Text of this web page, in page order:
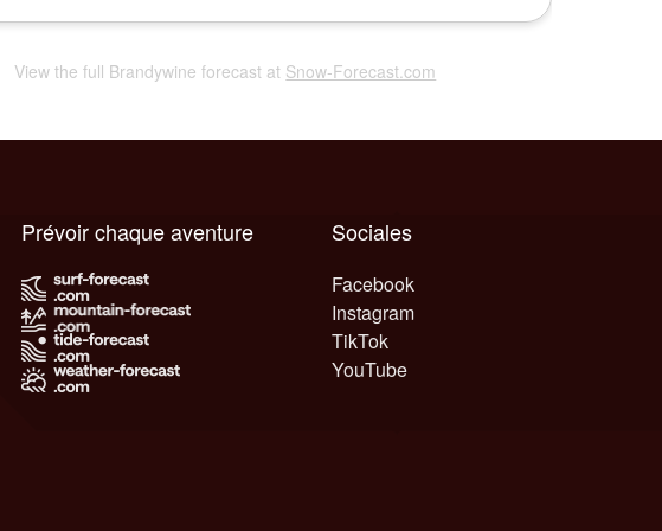
View the full Brandywine forecast at Snow-Forecast.com
Sociales
Facebook
Instagram
TikTok
YouTube
Prévoir chaque aventure